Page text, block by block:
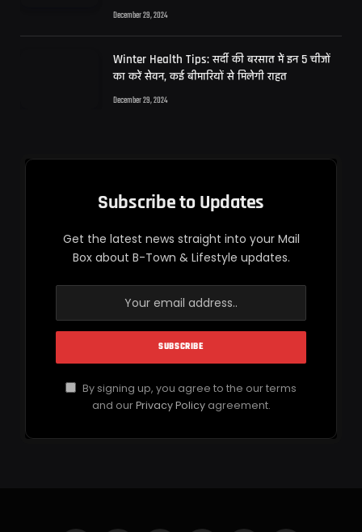
December 29, 2024
Winter Health Tips: सर्दी की बरसात में इन 5 चीजों
का करें सेवन, कई बीमारियों से मिलेगी राहत
December 29, 2024
Subscribe to Updates
Get the latest news straight into your Mail
Box about B-Town & Lifestyle updates.
By signing up, you agree to the our terms
and ourPrivacy Policyagreement.